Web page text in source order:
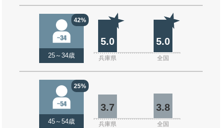
42%
25～34歳
5.0 5.0
兵庫県 全国
25%
45～54歳
3.7 3.8
兵庫県 全国